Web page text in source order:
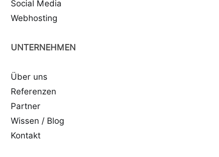
Social Media
Webhosting
UNTERNEHMEN
Über uns
Referenzen
Partner
Wissen / Blog
Kontakt